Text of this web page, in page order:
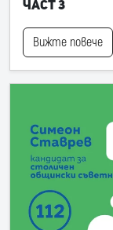
част 3
Вижте повече